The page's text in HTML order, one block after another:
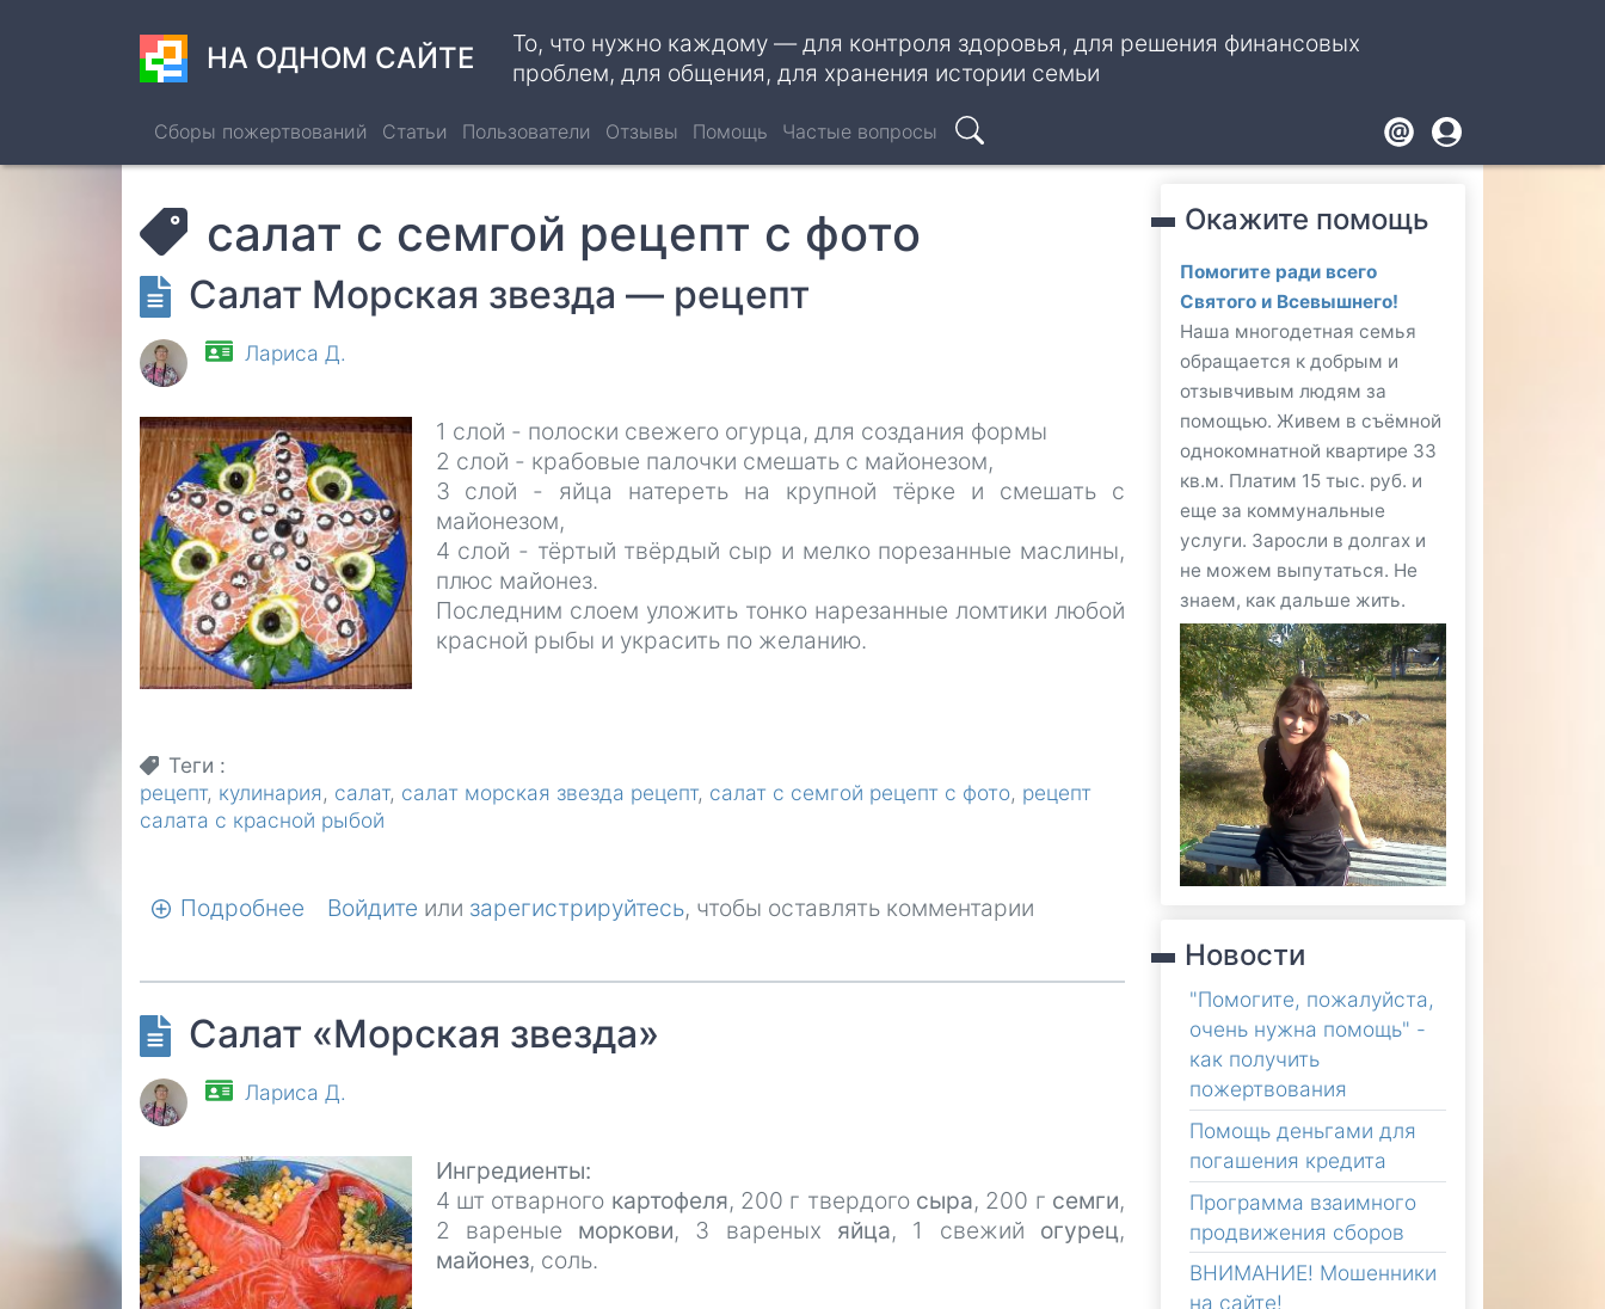
НА ОДНОМ САЙТЕ
То, что нужно каждому — для контроля здоровья, для решения финансовых
проблем, для общения, для хранения истории семьи
Сборы пожертвований Статьи Пользователи Отзывы Помощь Частые вопросы
Поиск Footer
User
account
menu
салат с семгой рецепт с фото
Салат Морская звезда — рецепт
Лариса Д.
1 слой - полоски свежего огурца, для создания формы
2 слой - крабовые палочки смешать с майонезом,
3 слой - яйца натереть на крупной тёрке и смешать с
майонезом,
4 слой - тёртый твёрдый сыр и мелко порезанные маслины,
плюс майонез.
Последним слоем уложить тонко нарезанные ломтики любой
красной рыбы и украсить по желанию.
Теги
рецепт кулинария салат салат морская звезда рецепт салат с семгой рецепт с фото рецепт
салата с красной рыбой
Подробнее
—
рецепт
Войдите или зарегистрируйтесь, чтобы оставлять комментарии
Салат «Морская звезда»
Лариса Д.
Ингредиенты:
4 шт отварного картофеля, 200 г твердого сыра, 200 г семги,
2 вареные моркови, 3 вареных яйца, 1 свежий огурец,
майонез, соль.
Окажите помощь
Помогите ради всего
Святого и Всевышнего!
Наша многодетная семья
обращается к добрым и
отзывчивым людям за
помощью. Живем в съёмной
однокомнатной квартире 33
кв.м. Платим 15 тыс. руб. и
еще за коммунальные
услуги. Заросли в долгах и
не можем выпутаться. Не
знаем, как дальше жить.
Новости
"Помогите, пожалуйста,
очень нужна помощь" -
как получить
пожертвования
Помощь деньгами для
погашения кредита
Программа взаимного
продвижения сборов
ВНИМАНИЕ! Мошенники
на сайте!